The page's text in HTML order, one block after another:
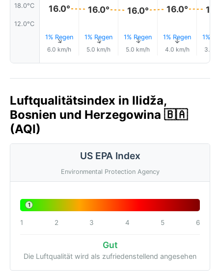
18.0°C
12.0°C
16.0°
1% Regen
↑
6.0 km/h
16.0°
1% Regen
↑
5.0 km/h
16.0°
1% Regen
↑
5.0 km/h
16.0°
1% Regen
↑
4.0 km/h
1%
3.0
Luftqualitätsindex in Ilidža,
Bosnien und Herzegowina 🇧🇦
(AQI)
US EPA Index
Environmental Protection Agency
1
1 2 3 4 5 6
Gut
Die Luftqualität wird als zufriedenstellend angesehen